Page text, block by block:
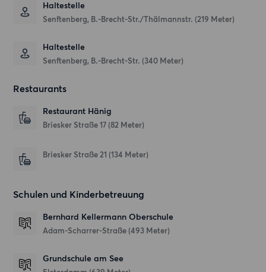
Haltestelle
Senftenberg, B.-Brecht-Str./Thälmannstr. (219 Meter)
Haltestelle
Senftenberg, B.-Brecht-Str. (340 Meter)
Restaurants
Restaurant Hänig
Briesker Straße 17 (82 Meter)
Briesker Straße 21 (134 Meter)
Schulen und Kinderbetreuung
Bernhard Kellermann Oberschule
Adam-Scharrer-Straße (493 Meter)
Grundschule am See